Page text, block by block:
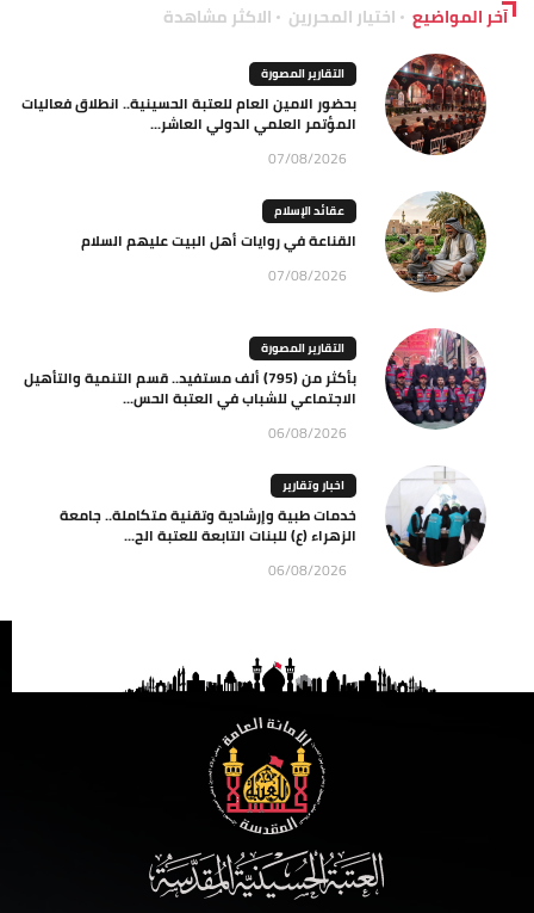
آخر المواضيع اختيار المحررين الاكثر مشاهدة
التقارير المصورة
بحضور الامين العام للعتبة الحسينية.. انطلاق فعاليات
المؤتمر العلمي الدولي العاشر...
07/08/2026
عقائد الإسلام
القناعة في روايات أهل البيت عليهم السلام
07/08/2026
التقارير المصورة
بأكثر من (795) ألف مستفيد.. قسم التنمية والتأهيل
الاجتماعي للشباب في العتبة الحس...
06/08/2026
اخبار وتقارير
خدمات طبية وإرشادية وتقنية متكاملة.. جامعة
الزهراء (ع) للبنات التابعة للعتبة الح...
06/08/2026